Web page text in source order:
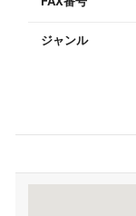
ジャンル